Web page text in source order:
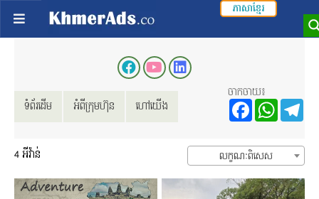
ភាសាខ្មែរ
ទំព័រដើម អំពីក្រុមហ៊ុន ហៅយើង
ចាកចាយ៖
លក្ខណៈពិសេស
4អីវ៉ាន់